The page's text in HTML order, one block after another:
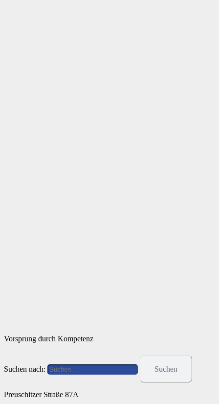
Vorsprung durch Kompetenz
Suchen nach:
Preuschitzer Straße 87A